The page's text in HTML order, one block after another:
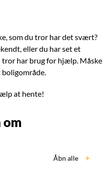
som du tror har det svært?
eller du har set et
tror har brug for hjælp. Måske
at hente!
Åbn alle